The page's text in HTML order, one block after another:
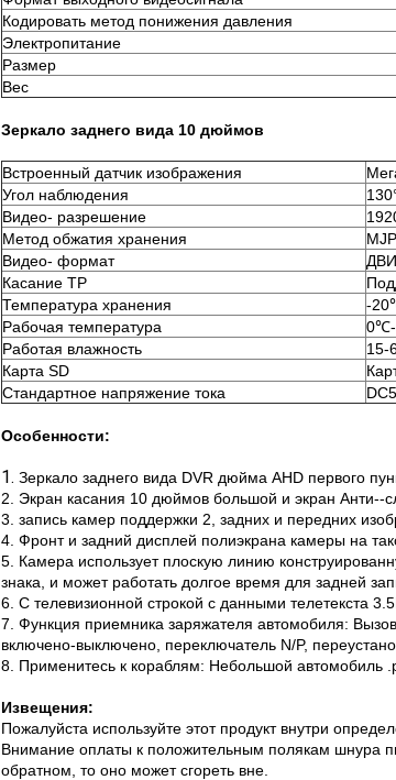
Кодировать метод понижения давления
Электропитание
Размер
Вес
Зеркало заднего вида 10 дюймов
Встроенный датчик изображения
Угол наблюдения
Видео- разрешение
Метод обжатия хранения
Видео- формат
Касание TP
Температура хранения
-
Рабочая температура
Работая влажность
15-
Карта SD
Стандартное напряжение тока
Особенности:
1. Зеркало заднего вида DVR дюйма AHD первого
2. Экран касания 10 дюймов большой и экран Анти--
3. запись камер поддержки 2, задних и передних
4. Фронт и задний дисплей полиэкрана камеры на
5. Камера использует плоскую линию
знака, и может работать долгое время для задней
6. С телевизионной строкой с данными телетекста
7. Функция приемника заряжателя автомобиля:
включено-выключено, переключатель N/P,
8. Применитесь к кораблям: Небольшой автомобиль
Извещения:
Пожалуйста используйте этот продукт внутри
Внимание оплаты к положительным полякам шнура
обратном, то оно может сгореть вне.